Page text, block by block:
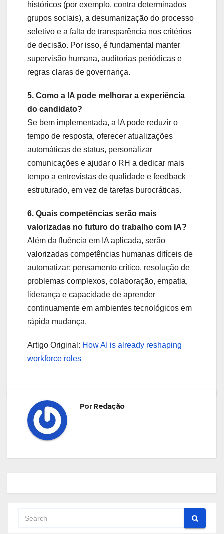
históricos (por exemplo, contra determinados
grupos sociais), a desumanização do processo
seletivo e a falta de transparência nos critérios
de decisão. Por isso, é fundamental manter
supervisão humana, auditorias periódicas e
regras claras de governança.
5. Como a IA pode melhorar a experiência
do candidato?
Se bem implementada, a IA pode reduzir o
tempo de resposta, oferecer atualizações
automáticas de status, personalizar
comunicações e ajudar o RH a dedicar mais
tempo a entrevistas de qualidade e feedback
estruturado, em vez de tarefas burocráticas.
6. Quais competências serão mais
valorizadas no futuro do trabalho com IA?
Além da fluência em IA aplicada, serão
valorizadas competências humanas difíceis de
automatizar: pensamento crítico, resolução de
problemas complexos, colaboração, empatia,
liderança e capacidade de aprender
continuamente em ambientes tecnológicos em
rápida mudança.
Artigo Original: How AI is already reshaping
workforce roles
PorRedação